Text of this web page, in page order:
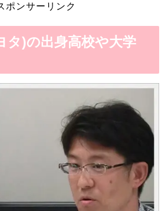
ポンサーリンク
タ)の出身高校や大学